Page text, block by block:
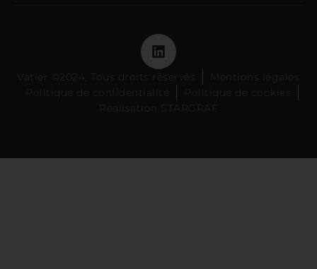
Vatier ©2024, Tous droits réservés
Mentions légales
Politique de confidentialité
Politique de cookies
Réalisation STARGRAF